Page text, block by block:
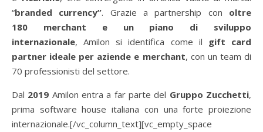
“branded currency”. Grazie a partnership con oltre
180 merchant e un piano di sviluppo
internazionale, Amilon si identifica come il gift card
partner ideale per aziende e merchant, con un team di
70 professionisti del settore.
Dal 2019 Amilon entra a far parte del Gruppo Zucchetti,
prima software house italiana con una forte proiezione
internazionale.[/vc_column_text][vc_empty_space